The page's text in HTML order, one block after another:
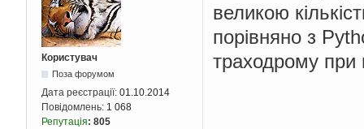
Користувач
Поза форумом
Дата реєстрації: 01.10.2014
Повідомлень: 1 068
Репутація: 805
великою
порівняно з
траходрому при